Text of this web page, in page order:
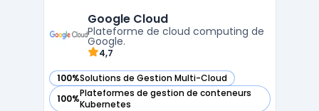
les clients peuvent accéder à une gestion
multi-cloud, ...
Google Cloud
Plateforme de cloud computing de
Google.
4,7
100%Solutions de Gestion Multi-Cloud
— voir Google Cloud dans cette catégorie
100%Plateformes de gestion de conteneurs
Kubernetes
— voir Google Cloud dans cette catégorie